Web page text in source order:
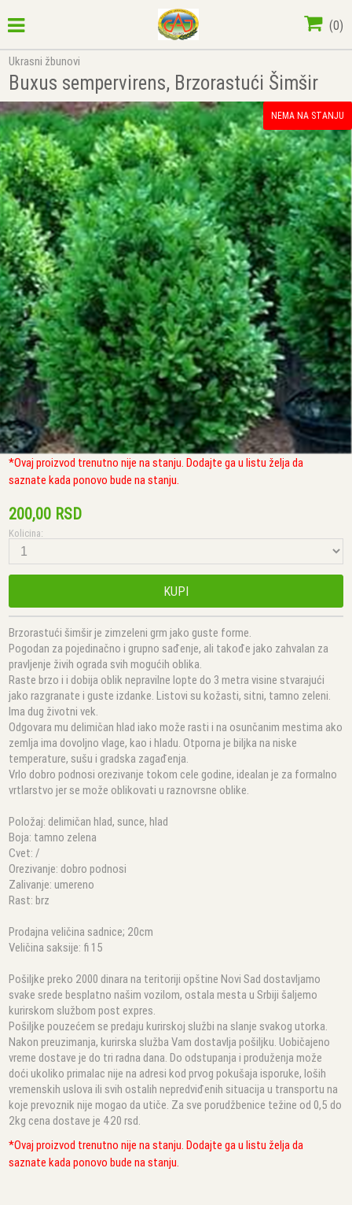
(0)
Ukrasni žbunovi
Buxus sempervirens, Brzorastući Šimšir
NEMA NA STANJU
*Ovaj proizvod trenutno nije na stanju. Dodajte ga u listu želja da
saznate kada ponovo bude na stanju.
200,00 RSD
Kolicina:
KUPI
Brzorastući šimšir je zimzeleni grm jako guste forme.
Pogodan za pojedinačno i grupno sađenje, ali takođe jako zahvalan za
pravljenje živih ograda svih mogućih oblika.
Raste brzo i i dobija oblik nepravilne lopte do 3 metra visine stvarajući
jako razgranate i guste izdanke. Listovi su kožasti, sitni, tamno zeleni.
Ima dug životni vek.
Odgovara mu delimičan hlad iako može rasti i na osunčanim mestima ako
zemlja ima dovoljno vlage, kao i hladu. Otporna je biljka na niske
temperature, sušu i gradska zagađenja.
Vrlo dobro podnosi orezivanje tokom cele godine, idealan je za formalno
vrtlarstvo jer se može oblikovati u raznovrsne oblike.
Položaj: delimičan hlad, sunce, hlad
Boja: tamno zelena
Cvet: /
Orezivanje: dobro podnosi
Zalivanje: umereno
Rast: brz
Prodajna veličina sadnice; 20cm
Veličina saksije: fi 15
Pošiljke preko 2000 dinara na teritoriji opštine Novi Sad dostavljamo
svake srede besplatno našim vozilom, ostala mesta u Srbiji šaljemo
kurirskom službom post expres.
Pošiljke pouzećem se predaju kurirskoj službi na slanje svakog utorka.
Nakon preuzimanja, kurirska služba Vam dostavlja pošiljku. Uobičajeno
vreme dostave je do tri radna dana. Do odstupanja i produženja može
doći ukoliko primalac nije na adresi kod prvog pokušaja isporuke, loših
vremenskih uslova ili svih ostalih nepredviđenih situacija u transportu na
koje prevoznik nije mogao da utiče. Za sve porudžbenice težine od 0,5 do
2kg cena dostave je 420 rsd.
*Ovaj proizvod trenutno nije na stanju. Dodajte ga u listu želja da
saznate kada ponovo bude na stanju.